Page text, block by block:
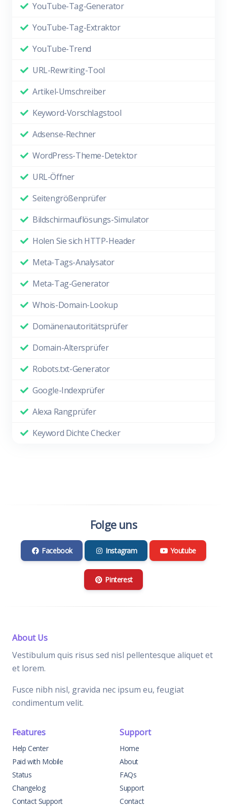
YouTube-Tag-Generator
YouTube-Tag-Extraktor
YouTube-Trend
URL-Rewriting-Tool
Artikel-Umschreiber
Keyword-Vorschlagstool
Adsense-Rechner
WordPress-Theme-Detektor
URL-Öffner
Seitengrößenprüfer
Bildschirmauflösungs-Simulator
Holen Sie sich HTTP-Header
Meta-Tags-Analysator
Meta-Tag-Generator
Whois-Domain-Lookup
Domänenautoritätsprüfer
Domain-Altersprüfer
Robots.txt-Generator
Google-Indexprüfer
Alexa Rangprüfer
Keyword Dichte Checker
Folge uns
Facebook Instagram Youtube
Pinterest
About Us
Vestibulum quis risus sed nisl pellentesque aliquet et
et lorem.
Fusce nibh nisl, gravida nec ipsum eu, feugiat
condimentum velit.
Features
Help Center
Paid with Mobile
Status
Changelog
Contact Support
Support
Home
About
FAQs
Support
Contact